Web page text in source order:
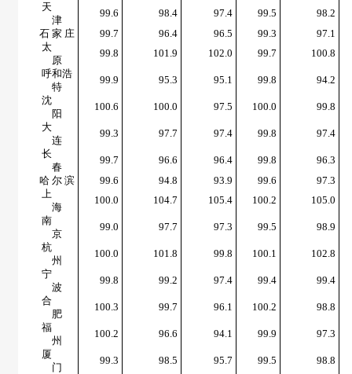
天
津
99.6 98.4 97.4 99.5
98.2
石 家 庄
99.7 96.4 96.5 99.3
97.1
太
原
99.8 101.9 102.0 99.7
100.8
呼和浩
特
99.9 95.3 95.1 99.8
94.2
沈
阳
100.6 100.0 97.5 100.0
99.8
大
连
99.3 97.7 97.4 99.8
97.4
长
春
99.7 96.6 96.4 99.8
96.3
哈 尔 滨
99.6 94.8 93.9 99.6
97.3
上
海
100.0 104.7 105.4 100.2
105.0
南
京
99.0 97.7 97.3 99.5
98.9
杭
州
100.0 101.8 99.8 100.1
102.8
宁
波
99.8 99.2 97.4 99.4
99.4
合
肥
100.3 99.7 96.1 100.2
98.8
福
州
100.2 96.6 94.1 99.9
97.3
厦
门
99.3 98.5 95.7 99.5
98.8